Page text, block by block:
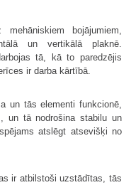
bojājumiem,
un vertikālā plaknē.
tā, kā to paredzējis
ir darba kārtībā.
un tās elementi funkcionē,
un tā nodrošina stabilu un
atslēgt atsevišķi no
ir atbilstoši uzstādītas, tās